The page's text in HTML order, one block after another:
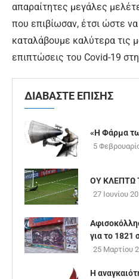
απαραίτητες μεγάλες
που επιβίωσαν, έτσι ώστε
καταλάβουμε καλύτερα τις
επιπτώσεις του Covid-19
ΔΙΑΒΑΣΤΕ ΕΠΙΣΗΣ
«Η Φάρμα
5
ΟΥ ΚΛΕΠΤΩ
27 Ιουνίου
για το 1821
25 Μαρτίου
Η